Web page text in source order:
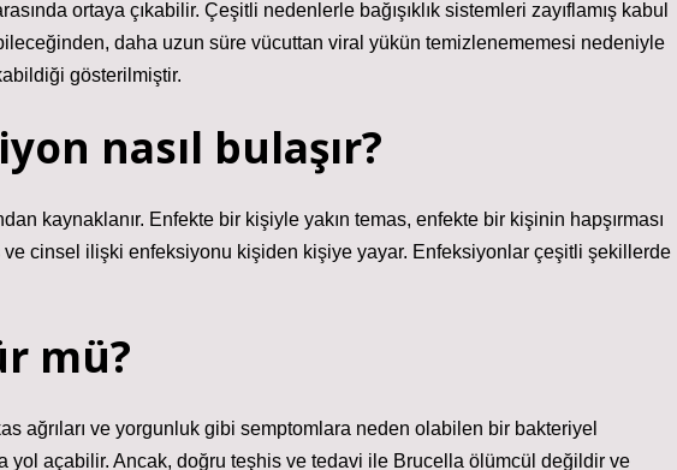
ortaya çıkabilir. Çeşitli nedenlerle bağışıklık sistemleri zayıflamış kabul
daha uzun süre vücuttan viral yükün temizlenememesi nedeniyle
gösterilmiştir.
nasıl bulaşır?
kaynaklanır. Enfekte bir kişiyle yakın temas, enfekte bir kişinin hapşırması
cinsel ilişki enfeksiyonu kişiden kişiye yayar. Enfeksiyonlar çeşitli şekillerde
mü?
ağrıları ve yorgunluk gibi semptomlara neden olabilen bir bakteriyel
yol açabilir. Ancak, doğru teşhis ve tedavi ile Brucella ölümcül değildir ve